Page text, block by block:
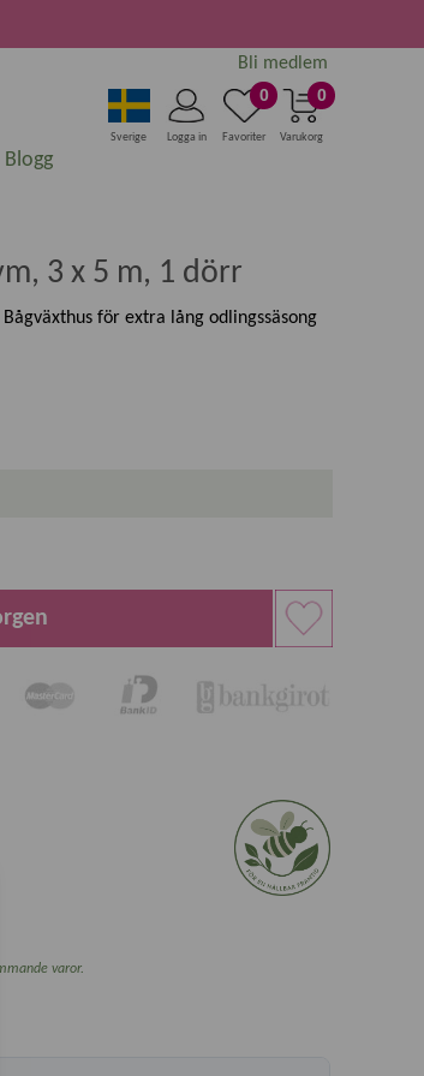
0
Varukorg
0
Favoriter
Logga in
Sverige
Bli medlem
Blogg
3 x 5 m, 1 dörr
för extra lång odlingssäsong
varor.